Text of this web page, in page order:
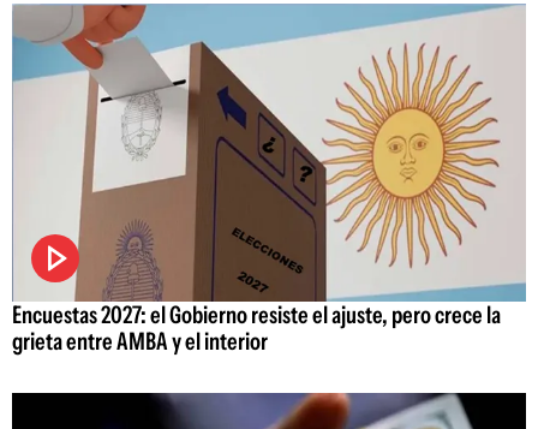
Encuestas 2027: el Gobierno resiste el ajuste, pero crece la
grieta entre AMBA y el interior